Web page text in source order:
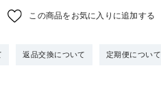
この商品をお気に入りに追加する
返品交換について 定期便について